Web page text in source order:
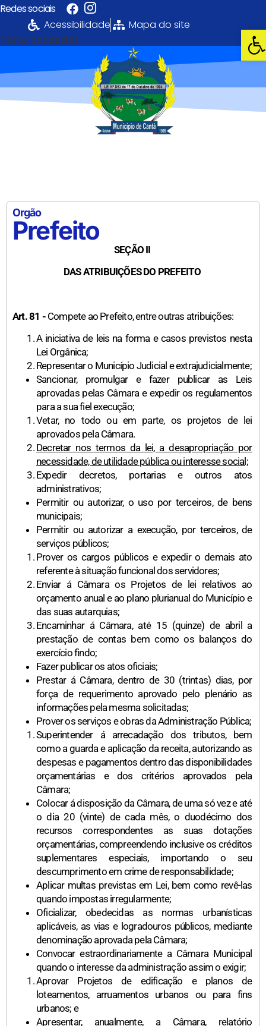
Redes sociais
Acessibilidade
Mapa do site
[fonte_contraste]
Orgão
Prefeito
SEÇÃO II
DAS ATRIBUIÇÕES DO PREFEITO
Art. 81 -Compete ao Prefeito, entre outras atribuições:
A iniciativa de leis na forma e casos previstos nesta
Lei Orgânica;
Representar o Município Judicial e extrajudicialmente;
Sancionar, promulgar e fazer publicar as Leis
aprovadas pelas Câmara e expedir os regulamentos
para a sua fiel execução;
Vetar, no todo ou em parte, os projetos de lei
aprovados pela Câmara.
Decretar nos termos da lei, a desapropriação por
necessidade, de utilidade pública ou interesse social;
Expedir decretos, portarias e outros atos
administrativos;
Permitir ou autorizar, o uso por terceiros, de bens
municipais;
Permitir ou autorizar a execução, por terceiros, de
serviços públicos;
Prover os cargos públicos e expedir o demais ato
referente à situação funcional dos servidores;
Enviar á Câmara os Projetos de lei relativos ao
orçamento anual e ao plano plurianual do Município e
das suas autarquias;
Encaminhar á Câmara, até 15 (quinze) de abril a
prestação de contas bem como os balanços do
exercício findo;
Fazer publicar os atos oficiais;
Prestar á Câmara, dentro de 30 (trintas) dias, por
força de requerimento aprovado pelo plenário as
informações pela mesma solicitadas;
Prover os serviços e obras da Administração Pública;
Superintender á arrecadação dos tributos, bem
como a guarda e aplicação da receita, autorizando as
despesas e pagamentos dentro das disponibilidades
orçamentárias e dos critérios aprovados pela
Câmara;
Colocar á disposição da Câmara, de uma só vez e até
o dia 20 (vinte) de cada mês, o duodécimo dos
recursos correspondentes as suas dotações
orçamentárias, compreendendo inclusive os créditos
suplementares especiais, importando o seu
descumprimento em crime de responsabilidade;
Aplicar multas previstas em Lei, bem como revê-las
quando impostas irregularmente;
Oficializar, obedecidas as normas urbanísticas
aplicáveis, as vias e logradouros públicos, mediante
denominação aprovada pela Câmara;
Convocar estraordinariamente a Câmara Municipal
quando o interesse da administração assim o exigir;
Aprovar Projetos de edificação e planos de
loteamentos, arruamentos urbanos ou para fins
urbanos; e
Apresentar, anualmente, a Câmara, relatório